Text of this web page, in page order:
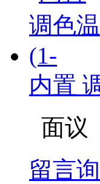
内置
面议
留言